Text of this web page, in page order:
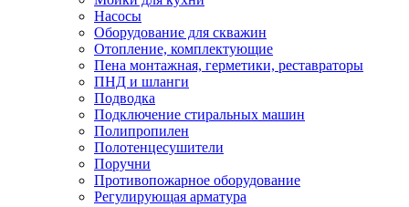
Насосы
Оборудование для скважин
Отопление, комплектующие
Пена монтажная, герметики, реставраторы
ПНД и шланги
Подводка
Подключение стиральных машин
Полипропилен
Полотенцесушители
Поручни
Противопожарное оборудование
Регулирующая арматура